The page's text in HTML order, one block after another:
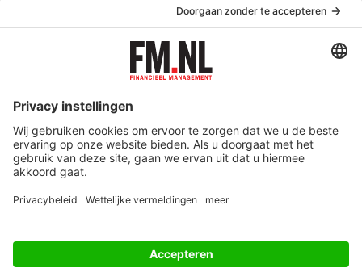
Service & Contact
Werken bij ons
Privacy Statement
Algemene Voorwaarden